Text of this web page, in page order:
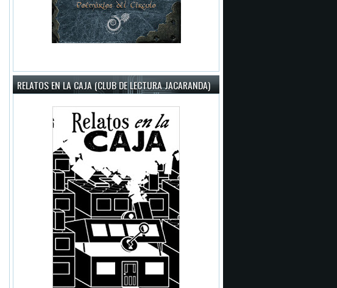
RELATOS EN LA CAJA (CLUB DE LECTURA JACARANDA)